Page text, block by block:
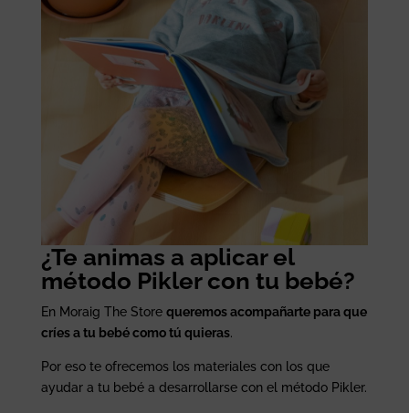
¿Te animas a aplicar el
método Pikler con tu bebé?
En Moraig The Store queremos acompañarte para que
críes a tu bebé como tú quieras.
Por eso te ofrecemos los materiales con los que
ayudar a tu bebé a desarrollarse con el método Pikler.